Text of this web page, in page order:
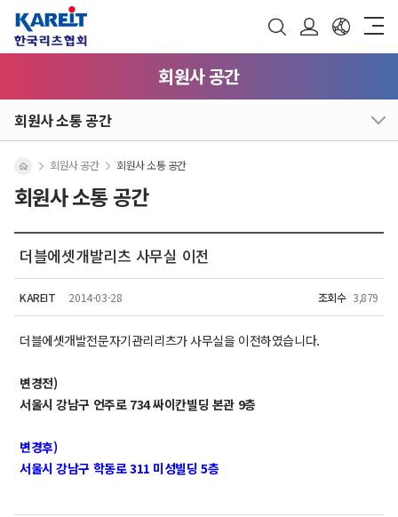
회원사 공간
회원사 소통 공간
회원사 소통 공간
회원사 공간 회원사 소통 공간
더블에셋개발리츠 사무실 이전
KAREIT 2014-03-28 조회수 3,879
더블에셋개발전문자기관리리츠가 사무실을 이전하였습니다.
변경전)
서울시 강남구 언주로 734 싸이칸빌딩 본관 9층
변경후)
서울시 강남구 학동로 311 미성빌딩 5층